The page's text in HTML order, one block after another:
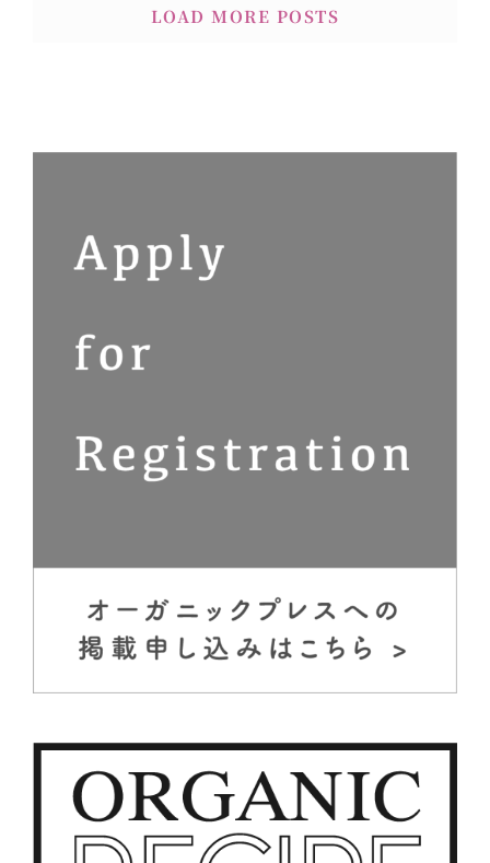
LOAD MORE POSTS